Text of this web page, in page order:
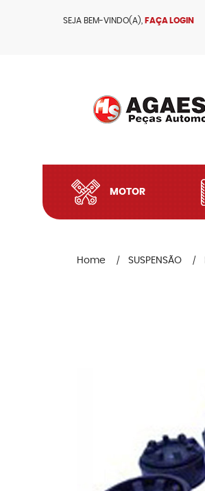
SEJA BEM-VINDO(A), FAÇA LOGIN
MOTOR
Home SUSPENSÃO